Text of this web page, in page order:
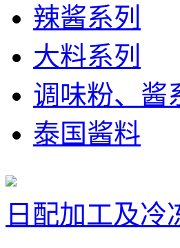
辣酱系列
大料系列
调味粉、酱
泰国酱料
日配加工及冷